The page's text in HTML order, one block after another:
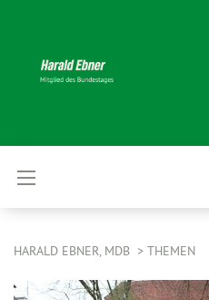
HARALD EBNER, MDB THEMEN